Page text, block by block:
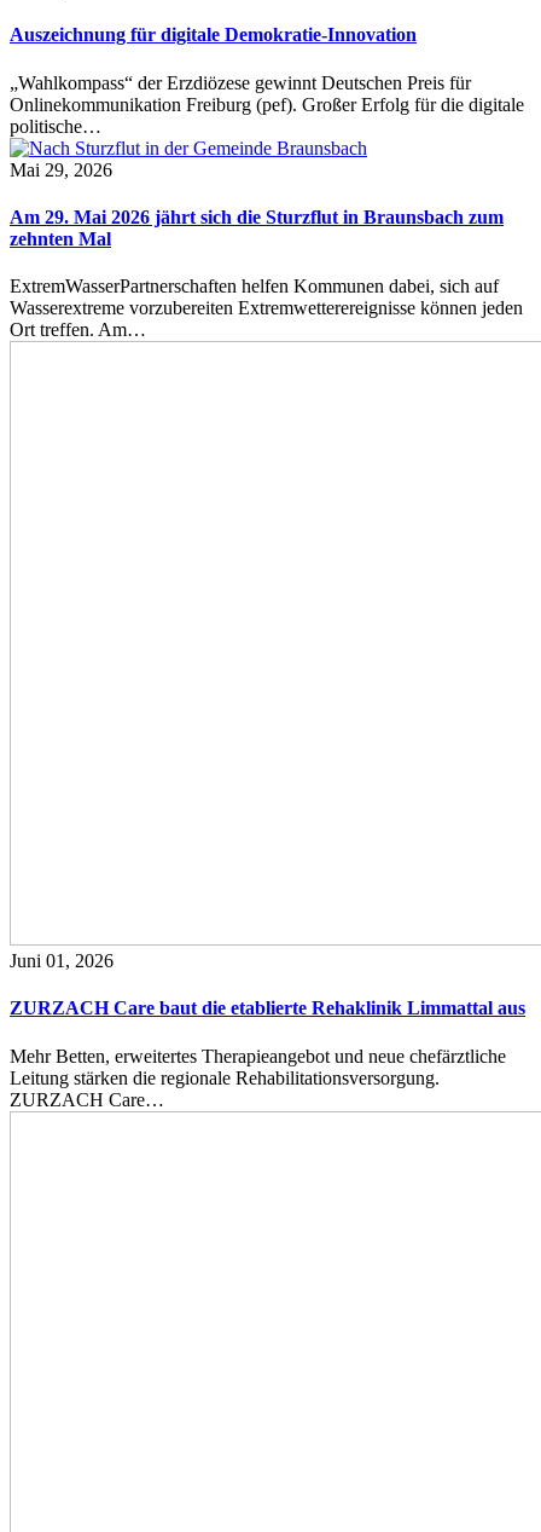
Auszeichnung für digitale Demokratie-Innovation
„Wahlkompass“ der Erzdiözese gewinnt Deutschen Preis für
Onlinekommunikation Freiburg (pef). Großer Erfolg für die digitale
politische…
Mai 29, 2026
Am 29. Mai 2026 jährt sich die Sturzflut in Braunsbach zum
zehnten Mal
ExtremWasserPartnerschaften helfen Kommunen dabei, sich auf
Wasserextreme vorzubereiten Extremwetterereignisse können jeden
Ort treffen. Am…
Juni 01, 2026
ZURZACH Care baut die etablierte Rehaklinik Limmattal aus
Mehr Betten, erweitertes Therapieangebot und neue chefärztliche
Leitung stärken die regionale Rehabilitationsversorgung.
ZURZACH Care…